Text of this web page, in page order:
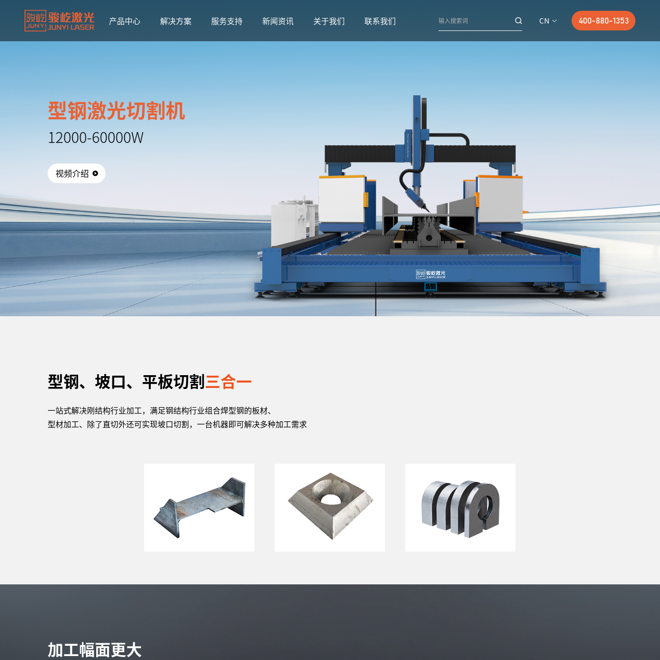
产品中心 解决方案 服务支持 新闻资讯 关于我们 联系我们 CN 400-880-1353
型钢激光切割机
12000-60000W
视频介绍
型钢、坡口、平板切割三合一
一站式解决刚结构行业加工，满足钢结构行业组合焊型钢的板材、
型材加工、除了直切外还可实现坡口切割，一台机器即可解决多种加工需求
加工幅面更大